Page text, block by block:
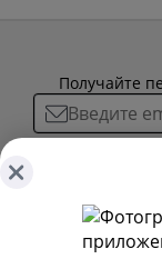
Получайте
О ТОВАРАХ